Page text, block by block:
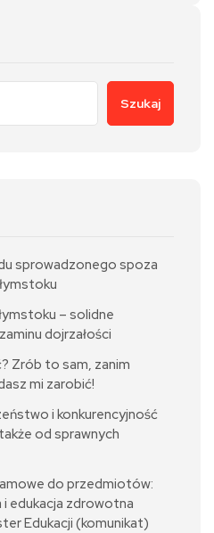
Szukaj
sprowadzonego spoza
– solidne
dojrzałości
Zrób to sam, zanim
mi zarobić!
i konkurencyjność
od sprawnych
do przedmiotów:
edukacja zdrowotna
Edukacji (komunikat)